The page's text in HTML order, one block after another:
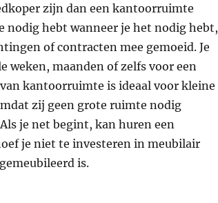
zijn dan een kantoorruimte
nodig hebt wanneer je het nodig hebt,
of contracten mee gemoeid. Je
maanden of zelfs voor een
kantoorruimte is ideaal voor kleine
zij geen grote ruimte nodig
je net begint, kan huren een
je niet te investeren in meubilair
is.